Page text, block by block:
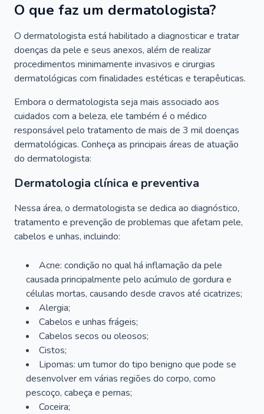
O que faz um dermatologista?
O dermatologista está habilitado a diagnosticar e tratar
doenças da pele e seus anexos, além de realizar
procedimentos minimamente invasivos e cirurgias
dermatológicas com finalidades estéticas e terapêuticas.
Embora o dermatologista seja mais associado aos
cuidados com a beleza, ele também é o médico
responsável pelo tratamento de mais de 3 mil doenças
dermatológicas. Conheça as principais áreas de atuação
do dermatologista:
Dermatologia clínica e preventiva
Nessa área, o dermatologista se dedica ao diagnóstico,
tratamento e prevenção de problemas que afetam pele,
cabelos e unhas, incluindo:
Acne: condição no qual há inflamação da pele
causada principalmente pelo acúmulo de gordura e
células mortas, causando desde cravos até cicatrizes;
Alergia;
Cabelos e unhas frágeis;
Cabelos secos ou oleosos;
Cistos;
Lipomas: um tumor do tipo benigno que pode se
desenvolver em várias regiões do corpo, como
pescoço, cabeça e pernas;
Coceira;